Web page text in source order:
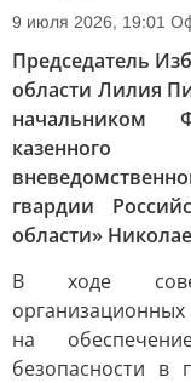
9 июля 2026, 19:01
Председатель
области Лилия
начальником
казенного
гвардии
области»
В ходе
на
безопасности в